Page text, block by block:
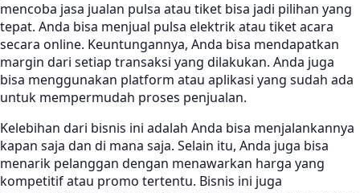
mencoba jasa jualan pulsa atau tiket bisa jadi pilihan yang
tepat. Anda bisa menjual pulsa elektrik atau tiket acara
secara online. Keuntungannya, Anda bisa mendapatkan
margin dari setiap transaksi yang dilakukan. Anda juga
bisa menggunakan platform atau aplikasi yang sudah ada
untuk mempermudah proses penjualan.
Kelebihan dari bisnis ini adalah Anda bisa menjalankannya
kapan saja dan di mana saja. Selain itu, Anda juga bisa
menarik pelanggan dengan menawarkan harga yang
kompetitif atau promo tertentu. Bisnis ini juga